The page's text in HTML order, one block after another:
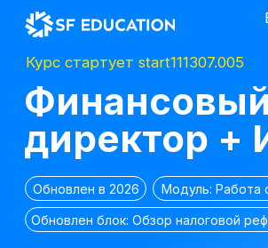
Вход в личный
кабинет
Обновлен в 2026
Обновлен блок: Обзор налоговой реформы в 2026
Модуль: Работа с ИИ
Финансовый
директор + ИИ
Отправить заявку